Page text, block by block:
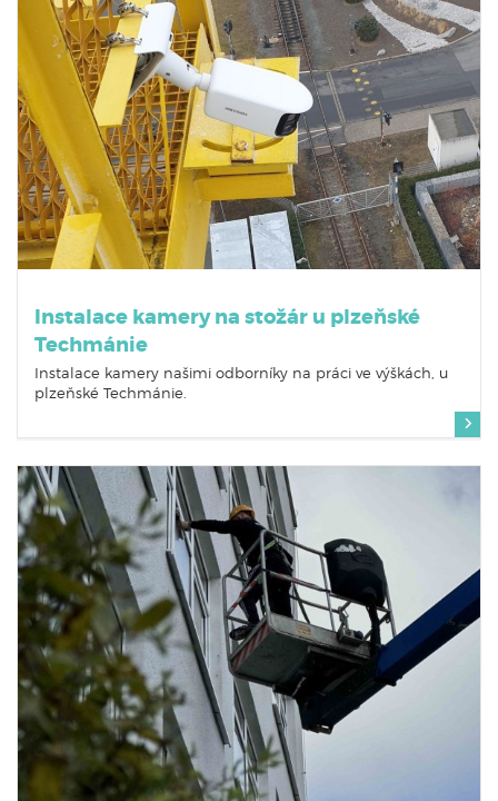
Instalace kamery na stožár u plzeňské
Techmánie
Instalace kamery našimi odborníky na práci ve výškách, u
plzeňské Techmánie.